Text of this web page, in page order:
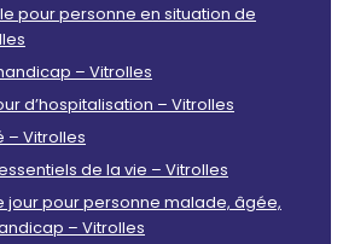
pour personne en situation de
– Vitrolles
d’hospitalisation – Vitrolles
– Vitrolles
de la vie – Vitrolles
jour pour personne malade, âgée,
– Vitrolles